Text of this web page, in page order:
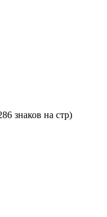
знаков на стр)